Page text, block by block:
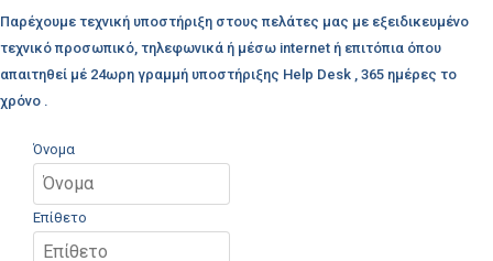
Παρέχουμε τεχνική υποστήριξη στους πελάτες μας με εξειδικευμένο
τεχνικό προσωπικό, τηλεφωνικά ή μέσω internet ή επιτόπια όπου
απαιτηθεί μέ 24ωρη γραμμή υποστήριξης Help Desk , 365 ημέρες το
χρόνο .
Όνομα
Επίθετο